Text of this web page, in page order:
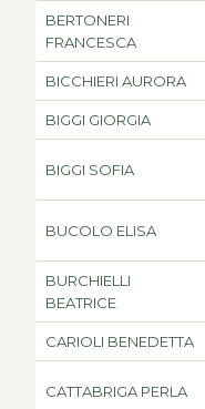
BERTONERI
FRANCESCA
BICCHIERI AURORA
BIGGI GIORGIA
BIGGI SOFIA
BUCOLO ELISA
BURCHIELLI
BEATRICE
CARIOLI BENEDETTA
CATTABRIGA PERLA